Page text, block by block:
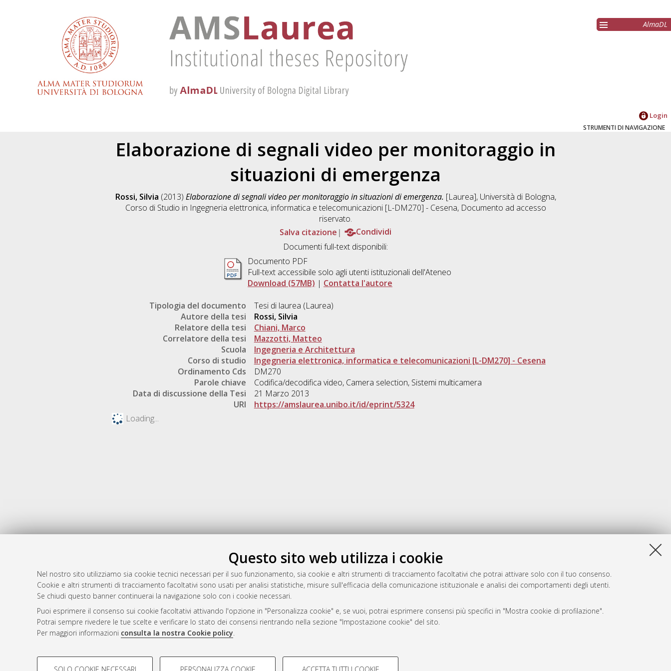
Questo sito web utilizza i cookie
Nel nostro sito utilizziamo sia cookie tecnici necessari per il suo funzionamento, sia cookie e altri strumenti di tracciamento facoltativi che potrai attivare solo con il tuo consenso.
Cookie e altri strumenti di tracciamento facoltativi sono usati per analisi statistiche, misure sull'efficacia della comunicazione istituzionale e analisi dei comportamenti degli utenti.
Se chiudi questo banner continuerai la navigazione solo con i cookie necessari.
Puoi esprimere il consenso sui cookie facoltativi attivando l'opzione in "Personalizza cookie" e, se vuoi, potrai esprimere consensi più specifici in "Mostra cookie di profilazione".
Potrai sempre rivedere le tue scelte e verificare lo stato dei consensi rientrando nella sezione "Impostazione cookie" del sito.
Per maggiori informazioni consulta la nostra Cookie policy.
COOKIE DI PROFILAZIONE - FACOLTATIVI COOKIE TECNICI - NECESSARI
AlmaDL
Login
STRUMENTI DI NAVIGAZIONE
Elaborazione di segnali video per monitoraggio in
situazioni di emergenza
Rossi, Silvia (2013) Elaborazione di segnali video per monitoraggio in situazioni di emergenza. [Laurea], Università di Bologna,
Corso di Studio in Ingegneria elettronica, informatica e telecomunicazioni [L-DM270] - Cesena, Documento ad accesso
riservato.
Salva citazione
Condividi
Documenti full-text disponibili:
Documento PDF
Full-text accessibile solo agli utenti istituzionali dell'Ateneo
Download (57MB) | Contatta l'autore
Tipologia del documento
Tesi di laurea (Laurea)
Autore della tesi
Rossi, Silvia
Relatore della tesi
Chiani, Marco
Correlatore della tesi
Mazzotti, Matteo
Scuola
Ingegneria e Architettura
Corso di studio
Ingegneria elettronica, informatica e telecomunicazioni [L-DM270] - Cesena
Ordinamento Cds
DM270
Parole chiave
Codifica/decodifica video, Camera selection, Sistemi multicamera
Data di discussione della Tesi
21 Marzo 2013
URI
https://amslaurea.unibo.it/id/eprint/5324
Loading...
Gestione del documento:
Atom
Rss 1.0
Rss 2.0
AMS Laurea
Servizio implementato e gestito da
Impostazioni Cookie
Informativa sulla privacy
Condizioni d’uso del sito